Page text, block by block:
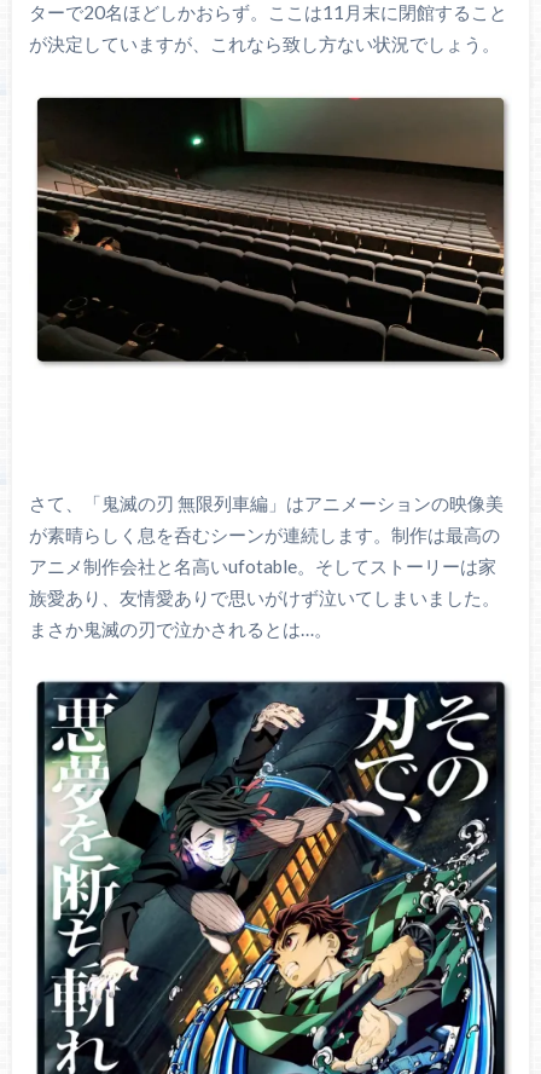
ターで20名ほどしかおらず。ここは11月末に閉館すること
が決定していますが、これなら致し方ない状況でしょう。
さて、「鬼滅の刃 無限列車編」はアニメーションの映像美
が素晴らしく息を呑むシーンが連続します。制作は最高の
アニメ制作会社と名高いufotable。そしてストーリーは家
族愛あり、友情愛ありで思いがけず泣いてしまいました。
まさか鬼滅の刃で泣かされるとは…。